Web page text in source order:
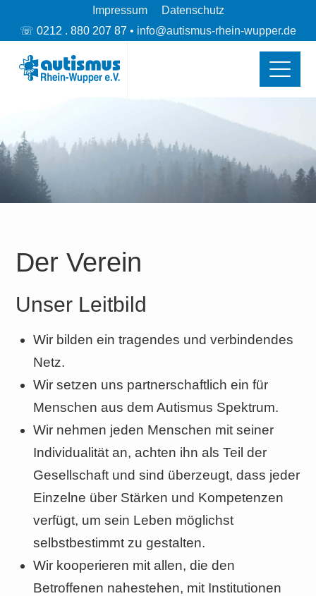
Impressum
Datenschutz
☏ 0212 . 880 207 87 • info@autismus-rhein-wupper.de
Der Verein
Unser Leitbild
Wir bilden ein tragendes und verbindendes
Netz.
Wir setzen uns partnerschaftlich ein für
Menschen aus dem Autismus Spektrum.
Wir nehmen jeden Menschen mit seiner
Individualität an, achten ihn als Teil der
Gesellschaft und sind überzeugt, dass jeder
Einzelne über Stärken und Kompetenzen
verfügt, um sein Leben möglichst
selbstbestimmt zu gestalten.
Wir kooperieren mit allen, die den
Betroffenen nahestehen, mit Institutionen